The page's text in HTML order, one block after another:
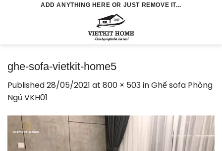
ADD ANYTHING HERE OR JUST REMOVE IT...
ghe-sofa-vietkit-home5
Published28/05/2021 at 800 × 503inGhế sofa Phòng
Ngủ VKH01